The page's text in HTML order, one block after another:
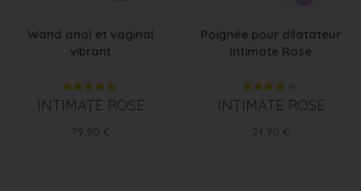
Wand anal et vaginal
vibrant
INTIMATE ROSE
Prix
79,90 €
Poignée pour dilatateur
Intimate Rose
INTIMATE ROSE
Prix
24,90 €